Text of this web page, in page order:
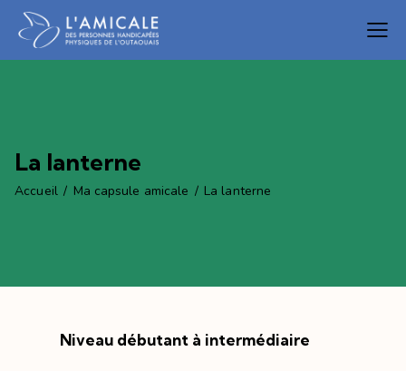
La lanterne
Accueil Ma capsule amicale La lanterne
Niveau débutant à intermédiaire